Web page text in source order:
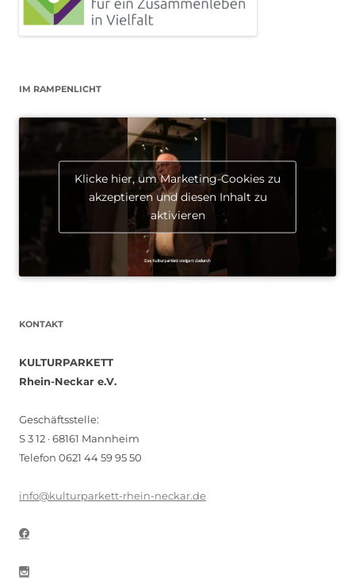
IM RAMPENLICHT
Klicke hier, um Marketing-Cookies zu
akzeptieren und diesen Inhalt zu
aktivieren
KONTAKT
KULTURPARKETT
Rhein-Neckar e.V.
Geschäftsstelle:
S 3 12 · 68161 Mannheim
Telefon 0621 44 59 95 50
info@kulturparkett-rhein-neckar.de